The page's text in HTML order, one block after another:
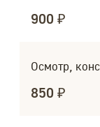
900 ₽
Осмотр,
850 ₽